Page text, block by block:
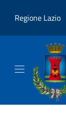
Regione Lazio